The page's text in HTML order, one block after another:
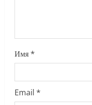
Имя*
Email *